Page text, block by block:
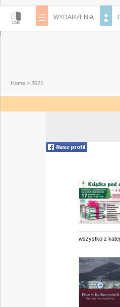
WYDARZENIA
Home > 2021
wszystko z